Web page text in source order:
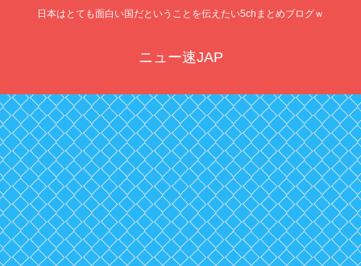
日本はとても面白い国だということを伝えたい5chまとめブログｗ
ニュー速JAP